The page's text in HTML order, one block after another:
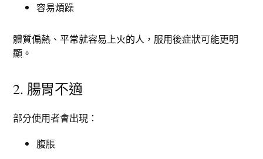
容易煩躁
體質偏熱、平常就容易上火的人，服用後症狀可能更明
顯。
2. 腸胃不適
部分使用者會出現：
腹脹